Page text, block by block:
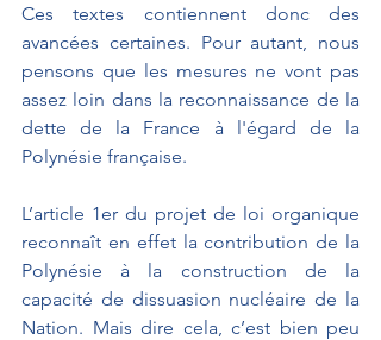
Ces textes contiennent donc des
avancées certaines. Pour autant, nous
pensons que les mesures ne vont pas
assez loin dans la reconnaissance de la
dette de la France à l'égard de la
Polynésie française.
L’article 1er du projet de loi organique
reconnaît en effet la contribution de la
Polynésie à la construction de la
capacité de dissuasion nucléaire de la
Nation. Mais dire cela, c’est bien peu